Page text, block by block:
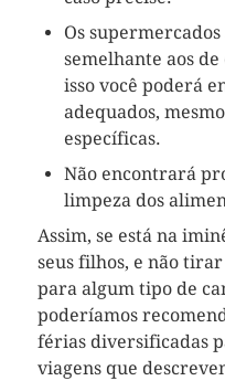
Os
semelhante aos
isso você poderá
adequados,
específicas.
Não encontrará
limpeza dos
Assim, se está na
seus filhos, e não
para algum tipo de
poderíamos
férias diversificadas
viagens que